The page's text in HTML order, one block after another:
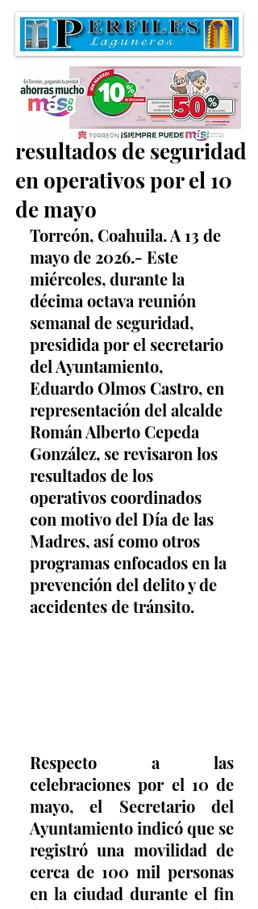
Informan sobre
resultados de seguridad
en operativos por el 10
de mayo
Torreón, Coahuila. A 13 de
mayo de 2026.- Este
miércoles, durante la
décima octava reunión
semanal de seguridad,
presidida por el secretario
del Ayuntamiento,
Eduardo Olmos Castro, en
representación del alcalde
Román Alberto Cepeda
González, se revisaron los
resultados de los
operativos coordinados
con motivo del Día de las
Madres, así como otros
programas enfocados en la
prevención del delito y de
accidentes de tránsito.
Respecto a las
celebraciones por el 10 de
mayo, el Secretario del
Ayuntamiento indicó que se
registró una movilidad de
cerca de 100 mil personas
en la ciudad durante el fin